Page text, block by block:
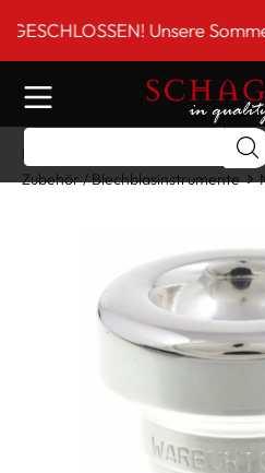
springenUnsere
Home
Zubehör / Blechblasinstrumente